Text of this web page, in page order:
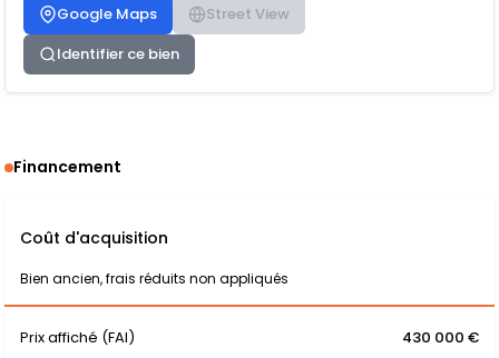
Google Maps
Street View
Identifier ce bien
Financement
Coût d'acquisition
Bien ancien, frais réduits non appliqués
Prix affiché (FAI) 430 000 €